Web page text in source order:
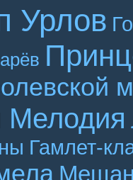
Урлов
Мелодия
Гамлет-